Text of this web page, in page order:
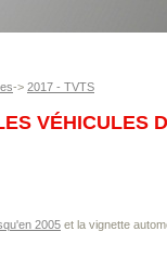
-> 2017 - TVTS
VÉHICULES
2005 et la vignette